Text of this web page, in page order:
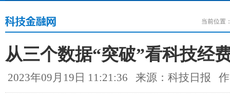
当前位置
从三个数据“突破”看科技经
2023年09月19日 11:21:36 来源：科技日报